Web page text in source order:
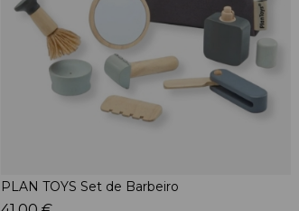
PLAN TOYS Set de Barbeiro